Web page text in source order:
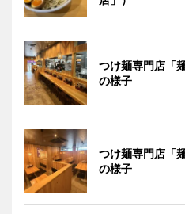
つけ麺専門店「
の様子
つけ麺専門店「
の様子